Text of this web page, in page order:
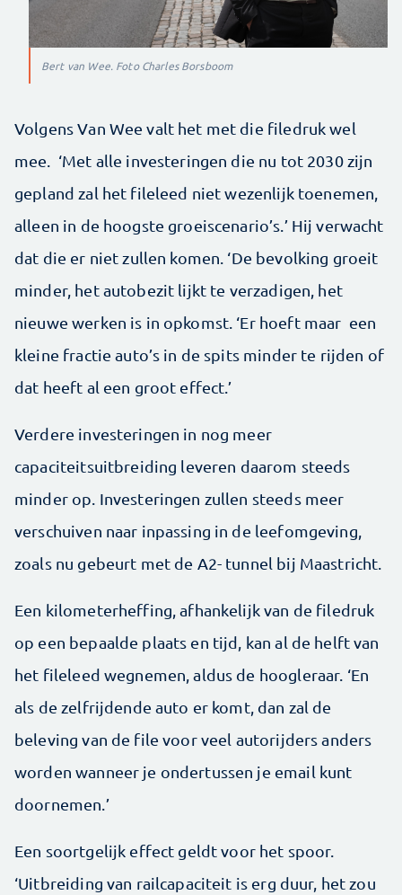
Bert van Wee. Foto Charles Borsboom
Volgens Van Wee valt het met die filedruk wel
mee. ‘Met alle investeringen die nu tot 2030 zijn
gepland zal het fileleed niet wezenlijk toenemen,
alleen in de hoogste groeiscenario’s.’ Hij verwacht
dat die er niet zullen komen. ‘De bevolking groeit
minder, het autobezit lijkt te verzadigen, het
nieuwe werken is in opkomst. ‘Er hoeft maar een
kleine fractie auto’s in de spits minder te rijden of
dat heeft al een groot effect.’
Verdere investeringen in nog meer
capaciteitsuitbreiding leveren daarom steeds
minder op. Investeringen zullen steeds meer
verschuiven naar inpassing in de leefomgeving,
zoals nu gebeurt met de A2- tunnel bij Maastricht.
Een kilometerheffing, afhankelijk van de filedruk
op een bepaalde plaats en tijd, kan al de helft van
het fileleed wegnemen, aldus de hoogleraar. ‘En
als de zelfrijdende auto er komt, dan zal de
beleving van de file voor veel autorijders anders
worden wanneer je ondertussen je email kunt
doornemen.’
Een soortgelijk effect geldt voor het spoor.
‘Uitbreiding van railcapaciteit is erg duur, het zou